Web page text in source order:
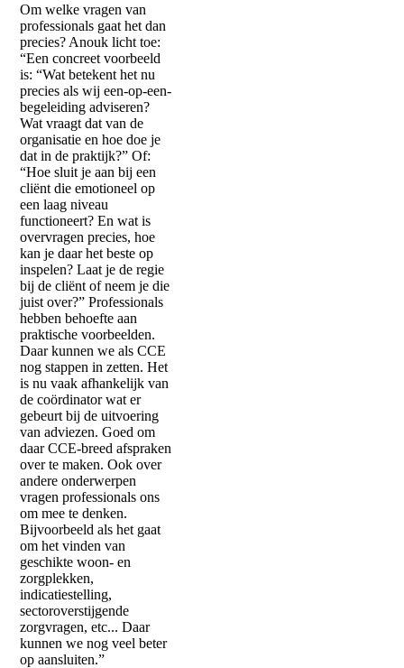
Om welke vragen van
professionals gaat het dan
precies? Anouk licht toe:
“Een concreet voorbeeld
is: “Wat betekent het nu
precies als wij een-op-een-
begeleiding adviseren?
Wat vraagt dat van de
organisatie en hoe doe je
dat in de praktijk?” Of:
“Hoe sluit je aan bij een
cliënt die emotioneel op
een laag niveau
functioneert? En wat is
overvragen precies, hoe
kan je daar het beste op
inspelen? Laat je de regie
bij de cliënt of neem je die
juist over?” Professionals
hebben behoefte aan
praktische voorbeelden.
Daar kunnen we als CCE
nog stappen in zetten. Het
is nu vaak afhankelijk van
de coördinator wat er
gebeurt bij de uitvoering
van adviezen. Goed om
daar CCE-breed afspraken
over te maken. Ook over
andere onderwerpen
vragen professionals ons
om mee te denken.
Bijvoorbeeld als het gaat
om het vinden van
geschikte woon- en
zorgplekken,
indicatiestelling,
sectoroverstijgende
zorgvragen, etc... Daar
kunnen we nog veel beter
op aansluiten.”